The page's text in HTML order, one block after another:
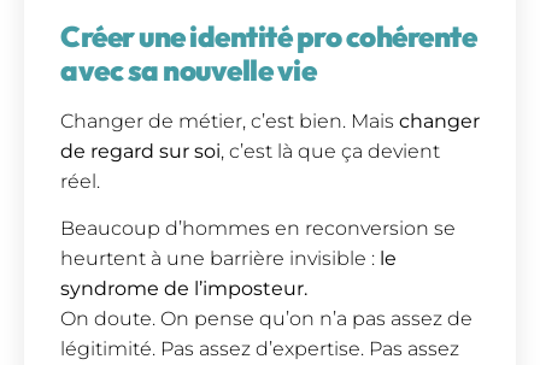
Créer une identité pro cohérente
avec sa nouvelle vie
Changer de métier, c’est bien. Mais changer
de regard sur soi, c’est là que ça devient
réel.
Beaucoup d’hommes en reconversion se
heurtent à une barrière invisible : le
syndrome de l’imposteur.
On doute. On pense qu’on n’a pas assez de
légitimité. Pas assez d’expertise. Pas assez